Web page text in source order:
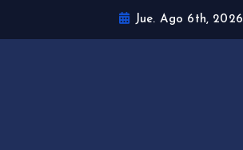
Jue. Ago 6th, 2026